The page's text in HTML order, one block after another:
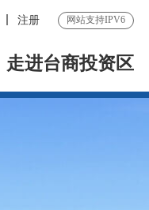
注册 网站支持IPV6
走进台商投资区